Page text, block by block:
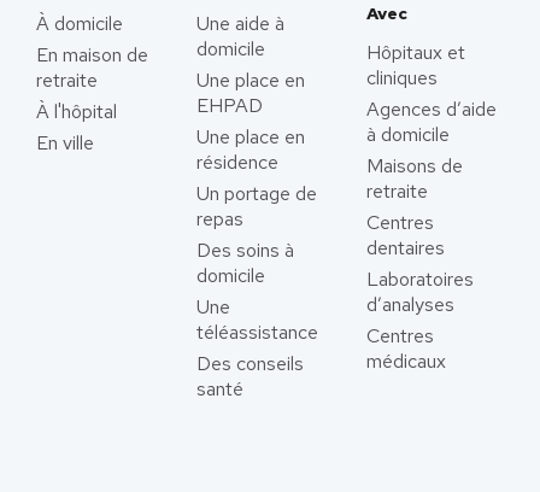
À domicile
En maison de
retraite
À l'hôpital
En ville
Une aide à
domicile
Une place en
EHPAD
Une place en
résidence
Un portage de
repas
Des soins à
domicile
Une
téléassistance
Des conseils
santé
Avec
Hôpitaux et
cliniques
Agences d’aide
à domicile
Maisons de
retraite
Centres
dentaires
Laboratoires
d’analyses
Centres
médicaux